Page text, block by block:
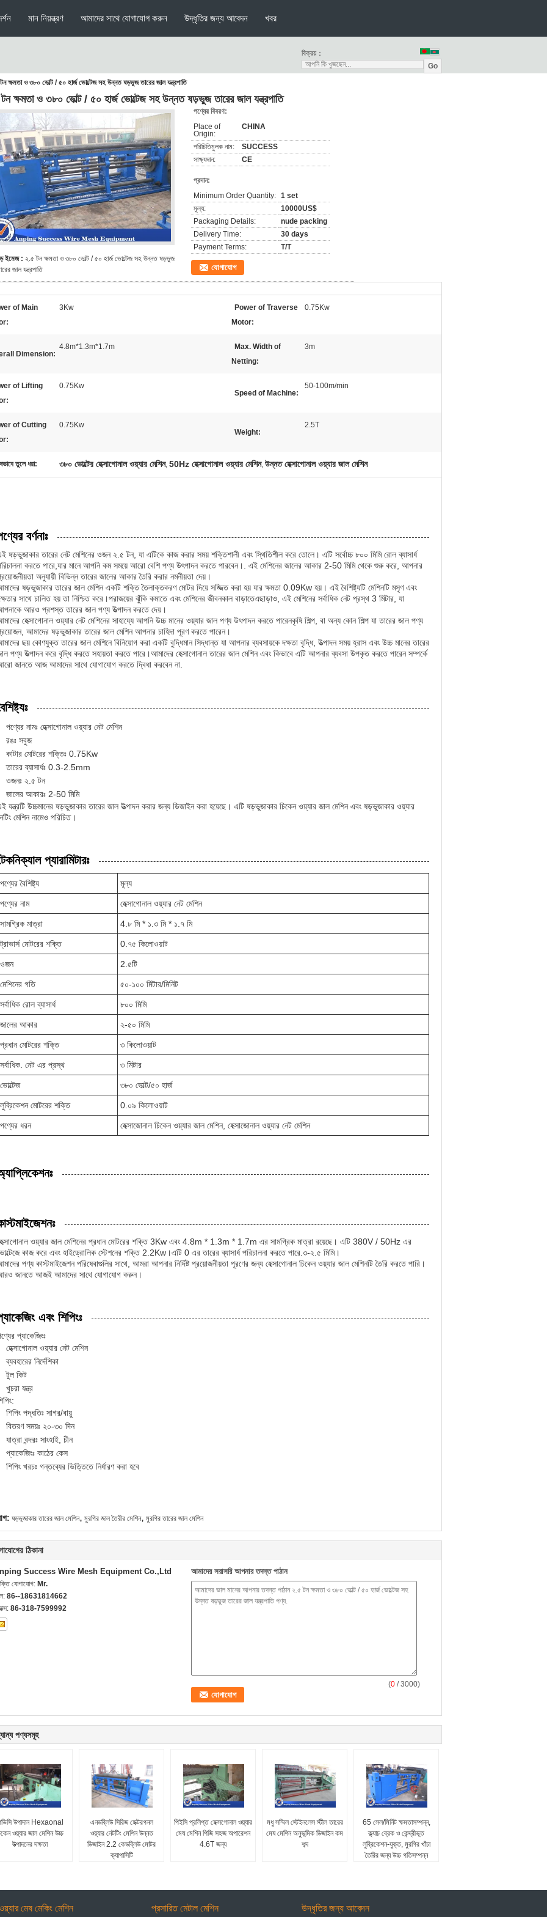
মান নিয়ন্ত্রণ আমাদের সাথে যোগাযোগ করুন উদ্ধৃতির জন্য আবেদন খবর
বিক্রয়：
Go
ক্ষমতা ও ৩৮০ ভোল্ট / ৫০ হার্জ ভোল্টেজ সহ উন্নত ষড়ভুজ তারের জাল যন্ত্রপাতি
ক্ষমতা ও ৩৮০ ভোল্ট / ৫০ হার্জ ভোল্টেজ সহ উন্নত ষড়ভুজ তারের জাল যন্ত্রপাতি
ইমেজ : ২.৫ টন ক্ষমতা ও ৩৮০ ভোল্ট / ৫০ হার্জ ভোল্টেজ সহ উন্নত ষড়ভুজ
জাল যন্ত্রপাতি
পণ্যের বিবরণ:
Place of
Origin:
CHINA
পরিচিতিমুলক নাম:
SUCCESS
সাক্ষ্যদান:
CE
প্রদান:
Minimum Order Quantity: 1 set
মূল্য:
10000US$
Packaging Details:
nude packing
Delivery Time:
30 days
Payment Terms:
T/T
যোগাযোগ
of Main
3Kw
Power of Traverse
Motor:
0.75Kw
Dimension:
4.8m*1.3m*1.7m
Max. Width of
Netting:
3m
of Lifting
0.75Kw
Speed of Machine:
50-100m/min
of Cutting
0.75Kw
Weight:
2.5T
তুলে ধরা: ৩৮০ ভোল্টের হেক্সাগোনাল ওয়্যার মেশিন, 50Hz হেক্সাগোনাল ওয়্যার মেশিন, উন্নত হেক্সাগোনাল ওয়্যার জাল মেশিন
বর্ণনাঃ
ষড়ভুজাকার তারের নেট মেশিনের ওজন ২.৫ টন, যা এটিকে কাজ করার সময় শক্তিশালী এবং স্থিতিশীল করে তোলে। এটি সর্বোচ্চ ৮০০ মিমি রোল ব্যাসার্ধ
করতে পারে,যার মানে আপনি কম সময়ে আরো বেশি পণ্য উৎপাদন করতে পারবেন।. এই মেশিনের জালের আকার 2-50 মিমি থেকে শুরু করে, আপনার
অনুযায়ী বিভিন্ন তারের জালের আকার তৈরি করার নমনীয়তা দেয়।
ষড়ভুজাকার তারের জাল মেশিন একটি শক্তি তৈলাক্তকরণ মোটর দিয়ে সজ্জিত করা হয় যার ক্ষমতা 0.09Kw হয়। এই বৈশিষ্ট্যটি মেশিনটি মসৃণ এবং
সাথে চালিত হয় তা নিশ্চিত করে।পরাজয়ের ঝুঁকি কমাতে এবং মেশিনের জীবনকাল বাড়াতেএছাড়াও, এই মেশিনের সর্বাধিক নেট প্রস্থ 3 মিটার, যা
আরও প্রশস্ত তারের জাল পণ্য উত্পাদন করতে দেয়।
হেক্সাগোনাল ওয়্যার নেট মেশিনের সাহায্যে আপনি উচ্চ মানের ওয়্যার জাল পণ্য উৎপাদন করতে পারেনকৃষি শিল্প, বা অন্য কোন শিল্প যা তারের জাল পণ্য
আমাদের ষড়ভুজাকার তারের জাল মেশিন আপনার চাহিদা পূরণ করতে পারেন।
ছয় কোণযুক্ত তারের জাল মেশিনে বিনিয়োগ করা একটি বুদ্ধিমান সিদ্ধান্ত যা আপনার ব্যবসায়কে দক্ষতা বৃদ্ধি, উত্পাদন সময় হ্রাস এবং উচ্চ মানের তারের
পণ্য উত্পাদন করে বৃদ্ধি করতে সহায়তা করতে পারে।আমাদের হেক্সাগোনাল তারের জাল মেশিন এবং কিভাবে এটি আপনার ব্যবসা উপকৃত করতে পারেন সম্পর্কে
জানতে আজ আমাদের সাথে যোগাযোগ করতে দ্বিধা করবেন না.
পণ্যের নামঃ হেক্সাগোনাল ওয়্যার নেট মেশিন
রঙঃ সবুজ
কাটার মোটরের শক্তিঃ 0.75Kw
তারের ব্যাসার্ধঃ 0.3-2.5mm
ওজনঃ ২.৫ টন
জালের আকারঃ 2-50 মিমি
যন্ত্রটি উচ্চমানের ষড়ভুজাকার তারের জাল উত্পাদন করার জন্য ডিজাইন করা হয়েছে। এটি ষড়ভুজাকার চিকেন ওয়্যার জাল মেশিন এবং ষড়ভুজাকার ওয়্যার
মেশিন নামেও পরিচিত।
প্যারামিটারঃ
পণ্যের বৈশিষ্ট্য মূল্য
পণ্যের নাম হেক্সাগোনাল ওয়্যার নেট মেশিন
সামগ্রিক মাত্রা 4.৮ মি * ১.৩ মি * ১.৭ মি
ট্রাভার্স মোটরের শক্তি 0.৭৫ কিলোওয়াট
ওজন 2.৫টি
মেশিনের গতি ৫০-১০০ মিটার/মিনিট
সর্বাধিক রোল ব্যাসার্ধ ৮০০ মিমি
জালের আকার ২-৫০ মিমি
প্রধান মোটরের শক্তি ৩ কিলোওয়াট
সর্বাধিক. নেট এর প্রস্থ ৩ মিটার
ভোল্টেজ ৩৮০ ভোল্ট/৫০ হার্জ
লুব্রিকেশন মোটরের শক্তি 0.০৯ কিলোওয়াট
পণ্যের ধরন হেক্সাজোনাল চিকেন ওয়্যার জাল মেশিন, হেক্সাজোনাল ওয়্যার নেট মেশিন
ওয়্যার জাল মেশিনের প্রধান মোটরের শক্তি 3Kw এবং 4.8m * 1.3m * 1.7m এর সামগ্রিক মাত্রা রয়েছে। এটি 380V / 50Hz এর
কাজ করে এবং হাইড্রোলিক স্টেশনের শক্তি 2.2Kw।এটি 0 এর তারের ব্যাসার্ধ পরিচালনা করতে পারে.৩-২.৫ মিমি।
পণ্য কাস্টমাইজেশন পরিষেবাগুলির সাথে, আমরা আপনার নির্দিষ্ট প্রয়োজনীয়তা পূরণের জন্য হেক্সাগোনাল চিকেন ওয়্যার জাল মেশিনটি তৈরি করতে পারি।
জানতে আজই আমাদের সাথে যোগাযোগ করুন।
এবং শিপিংঃ
প্যাকেজিংঃ
হেক্সাগোনাল ওয়্যার নেট মেশিন
ব্যবহারের নির্দেশিকা
টুল কিট
খুচরা যন্ত্র
শিপিং পদ্ধতিঃ সাগর/বায়ু
বিতরণ সময়ঃ ২০-৩০ দিন
যাত্রা বন্দরঃ সাংহাই, চীন
প্যাকেজিংঃ কাঠের কেস
শিপিং খরচঃ গন্তব্যের ভিত্তিতে নির্ধারণ করা হবে
ষড়ভূজাকার তারের জাল মেশিন, মুরগির জাল তৈরীর মেশিন, মুরগির তারের জাল মেশিন
ঠিকানা
Success Wire Mesh Equipment Co.,Ltd
যোগাযোগ: Mr.
86--18631814662
86-318-7599992
আমাদের সরাসরি আপনার তদন্ত পাঠান
(0 / 3000)
পণ্যসমূহ
উপাদান Hexaonal
ওয়্যার জাল মেশিন উচ্চ
উত্পাদনের দক্ষতা
এনডব্লিউ সিরিজ হেক্টরগনল
ওয়্যার নেটটিং মেশিন উন্নত
ডিজাইন 2.2 কেডব্লিউ মোটর
ক্যাপাসিটি
পিইসি প্রলিপ্ত হেক্সগোনাল ওয়্যার
মেষ মেশিন পিজি সহজ অপারেশন
4.6T জন্য
মধু সম্মিল স্টেইনলেস স্টীল তারের
মেষ মেশিন অনুভূমিক ডিজাইন কম
শব্দ
65 সেল/মিনিট ক্ষমতাসম্পন্ন,
ক্ল্যাচ ব্রেক ও কেন্দ্রীভূত
লুব্রিকেশন-যুক্ত, মুরগির খাঁচা
তৈরির জন্য উচ্চ গতিসম্পন্ন
মেষ মেকিং মেশিন প্রসারিত মেটাল মেশিন উদ্ধৃতির জন্য আবেদন